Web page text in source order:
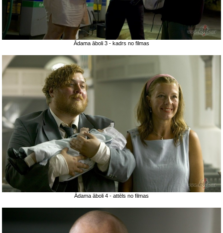
Ādama āboli 3 - kadrs no filmas
Ādama āboli 4 - attēls no filmas